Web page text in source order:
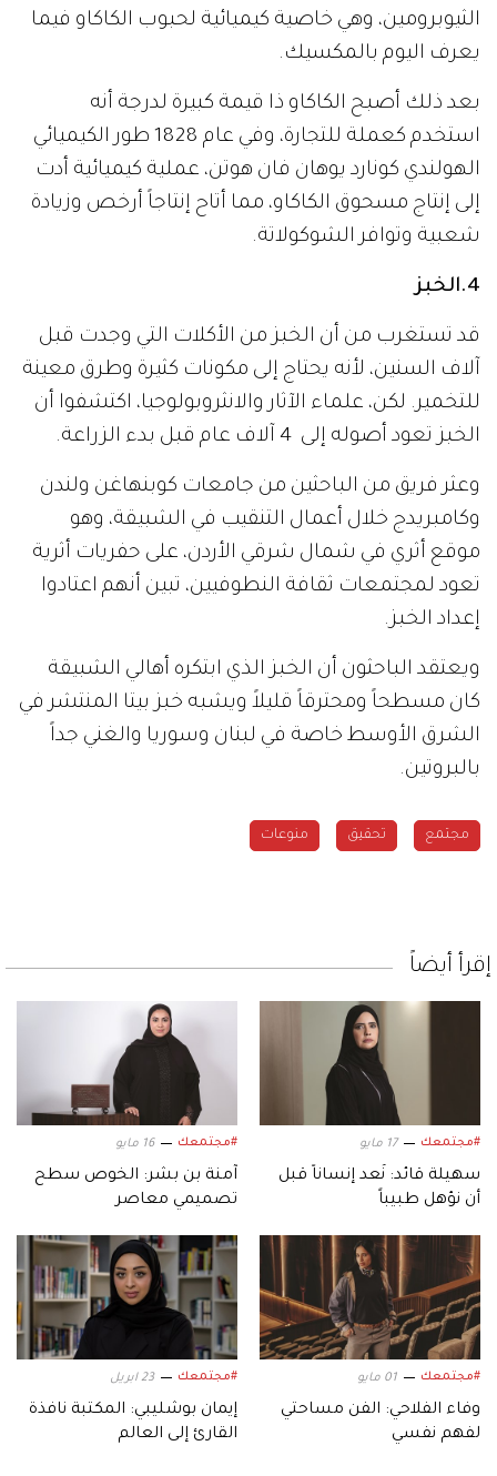
الثيوبرومين، وهي خاصية كيميائية لحبوب الكاكاو فيما
يعرف اليوم بالمكسيك.
بعد ذلك أصبح الكاكاو ذا قيمة كبيرة لدرجة أنه
استخدم كعملة للتجارة، وفي عام 1828 طور الكيميائي
الهولندي كونارد يوهان فان هوتن، عملية كيميائية أدت
إلى إنتاج مسحوق الكاكاو، مما أتاح إنتاجاً أرخص وزيادة
شعبية وتوافر الشوكولاتة.
4.الخبز
قد تستغرب من أن الخبز من الأكلات التي وجدت قبل
آلاف السنين، لأنه يحتاج إلى مكونات كثيرة وطرق معينة
للتخمير. لكن، علماء الآثار والانثروبولوجيا، اكتشفوا أن
الخبز تعود أصوله إلى 4 آلاف عام قبل بدء الزراعة.
وعثر فريق من الباحثين من جامعات كوبنهاغن ولندن
وكامبريدج خلال أعمال التنقيب في الشبيقة، وهو
موقع أثري في شمال شرقي الأردن، على حفريات أثرية
تعود لمجتمعات ثقافة النطوفيين، تبين أنهم اعتادوا
إعداد الخبز.
ويعتقد الباحثون أن الخبز الذي ابتكره أهالي الشبيقة
كان مسطحاً ومحترقاً قليلاً ويشبه خبز بيتا المنتشر في
الشرق الأوسط خاصة في لبنان وسوريا والغني جداً
بالبروتين.
مجتمع تحقيق منوعات
إقرأ أيضاً
#مجتمعك 17 مايو
سهيلة قائد: نُعد إنساناً قبل
أن نؤهل طبيباً
#مجتمعك 16 مايو
آمنة بن بشر: الخوص سطح
تصميمي معاصر
#مجتمعك 01 مايو
وفاء الفلاحي: الفن مساحتي
لفهم نفسي
#مجتمعك 23 ابريل
إيمان بوشليبي: المكتبة نافذة
القارئ إلى العالم